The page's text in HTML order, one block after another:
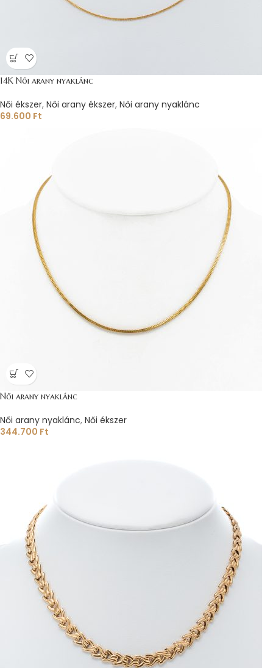
14K Női arany nyaklánc
Női ékszer, Női arany ékszer, Női arany nyaklánc
69.600 Ft
Női arany nyaklánc
Női arany nyaklánc, Női ékszer
344.700 Ft